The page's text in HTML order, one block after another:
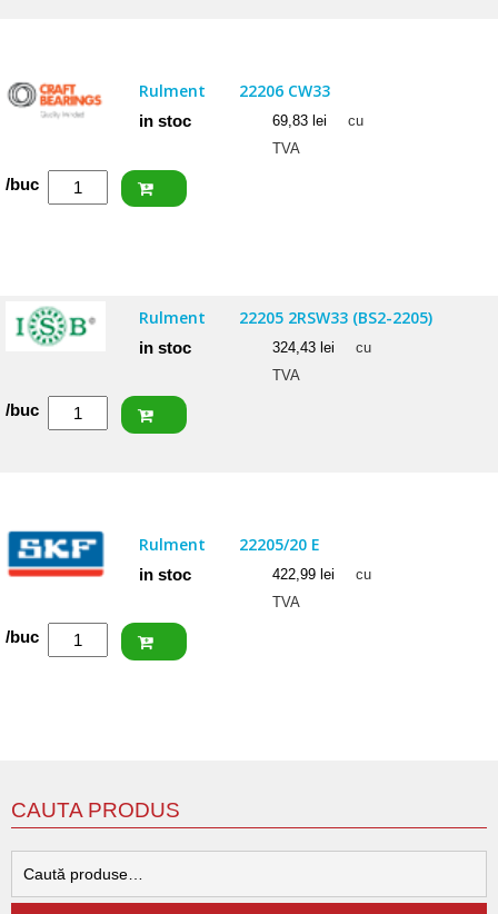
Rulment 22206 CW33
in stoc 69,83 lei
cu
TVA
Cantitate
CRAFT
/buc
Rulment 22205 2RSW33 (BS2-2205)
in stoc 324,43 lei
cu
TVA
Cantitate
(BS2-
2205)
/buc
Rulment 22205/20 E
in stoc 422,99 lei
cu
TVA
Cantitate
/buc
CAUTA PRODUS